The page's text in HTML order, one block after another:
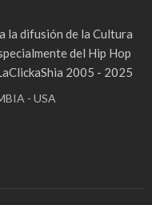
la difusión de la Cultura
del Hip Hop
2005 - 2025
- USA